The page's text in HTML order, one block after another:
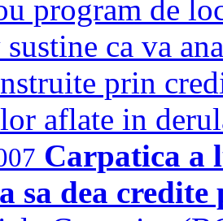
program de
ca va
prin
aflate in
Carpatica a
sa dea